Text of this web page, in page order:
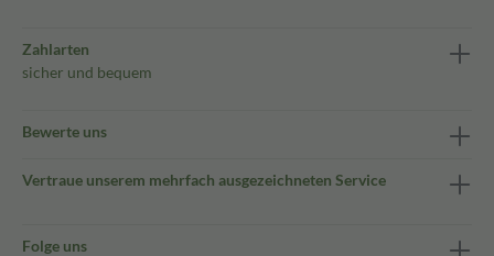
Zahlarten
sicher und bequem
Bewerte uns
Vertraue unserem mehrfach ausgezeichneten Service
Folge uns